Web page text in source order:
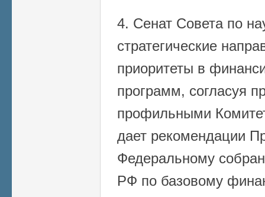
4. Сенат Совета по
стратегические
приоритеты в
программ, согласуя
профильными
дает рекомендации
Федеральному
РФ по базовому